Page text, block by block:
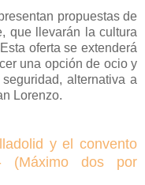
propuestas de
que llevarán la cultura
oferta se extenderá
una opción de ocio y
alternativa a
Lorenzo.
y el convento
(Máximo dos por